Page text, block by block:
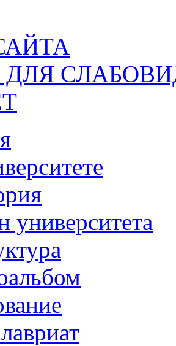
ДЛЯ
университета